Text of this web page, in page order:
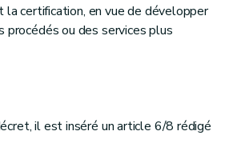
la certification, en vue de développer
procédés ou des services plus
il est inséré un article 6/8 rédigé